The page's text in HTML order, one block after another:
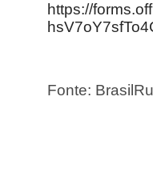
https://
Fonte: